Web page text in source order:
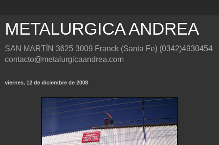
METALURGICA ANDREA
SAN MARTÍN 3625 3009 Franck (Santa Fe) (0342)4930454
contacto@metalurgicaandrea.com
viernes, 12 de diciembre de 2008